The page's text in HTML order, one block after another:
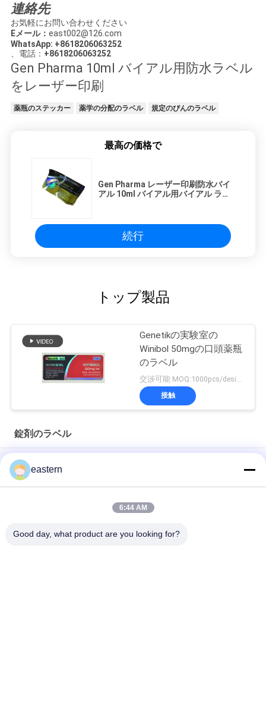
連絡先
お気軽にお問い合わせください
Eメール： east002@126.com
WhatsApp: +8618206063252
、電話： +8618206063252
Gen Pharma 10ml バイアル用防水ラベル
をレーザー印刷
薬瓶のステッカー 薬学の分配のラベル 規定のびんのラベル
最高の価格で
Gen Pharma レーザー印刷防水バイ
アル 10ml バイアル用バイアル ラベ
続行
トップ製品
Genetikの実験室の
Winibol 50mgの口頭薬瓶
のラベル
交渉可能 MOQ:1000pcs/design
接触
錠剤のラベル
シアリス タダラフィル 100mg 経口用ラベル
SS-31 強い粘着剤 ペンチド 錠剤 錠剤
光沢のあるBiomexの実験室のアーカイブ同化カスタマイズされ
eastern
6:44 AM
Good day, what product are you looking for?